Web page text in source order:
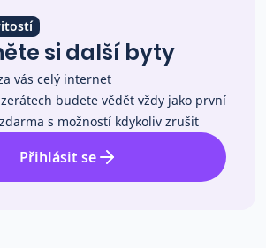
si další byty
vás celý internet
budete vědět vždy jako první
s možností kdykoliv zrušit
Přihlásit se